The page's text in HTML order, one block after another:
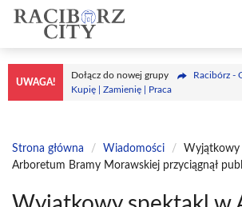
Przejdź
treści
UWAGA!
Dołącz do nowej grupy
Racibórz -
Kupię | Zamienię | Praca
Strona główna / Wiadomości /
Wyjątkowy
Arboretum Bramy Morawskiej przyciągnął